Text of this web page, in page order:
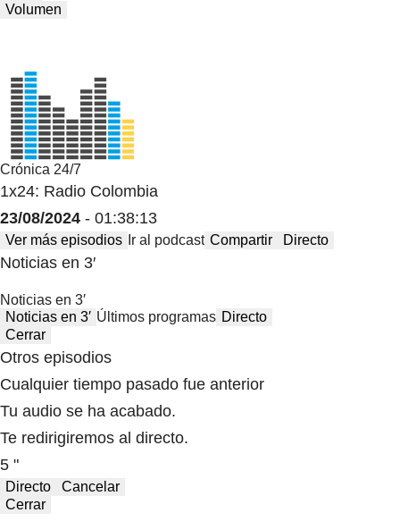
Volumen
Crónica 24/7
1x24: Radio Colombia
23/08/2024 - 01:38:13
Ver más episodios Ir al podcast Compartir Directo
Noticias en 3′
Noticias en 3′
Noticias en 3′ Últimos programas Directo
Cerrar
Otros episodios
Cualquier tiempo pasado fue anterior
Tu audio se ha acabado.
Te redirigiremos al directo.
5 "
Directo
Cancelar
Cerrar